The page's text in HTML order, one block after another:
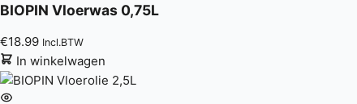
BIOPIN Vloerwas 0,75L
€18.99 Incl.BTW
In winkelwagen